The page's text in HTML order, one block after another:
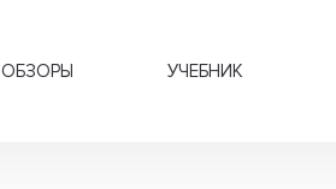
ОБЗОРЫ УЧЕБНИК